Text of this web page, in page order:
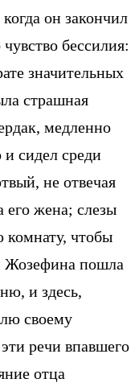
он закончил
бессилия:
значительных
страшная
медленно
и сидел среди
не отвечая
его жена; слезы
комнату, чтобы
Жозефина пошла
и здесь,
своему
речи впавшего
отца